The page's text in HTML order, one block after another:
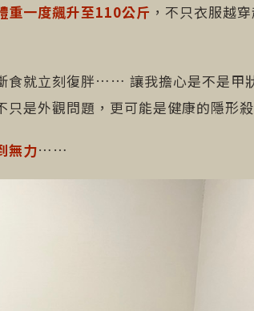
重一度飆升至110公斤 ，不只衣服越
食就立刻復胖…… 讓我擔心是不是甲
是外觀問題，更可能是健康的隱形殺
無力……